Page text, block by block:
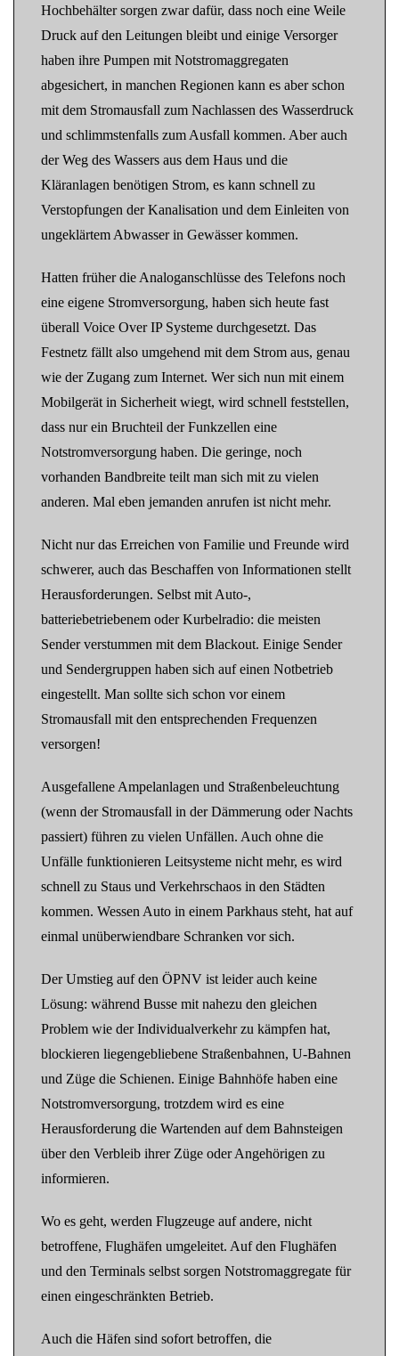
Hochbehälter sorgen zwar dafür, dass noch eine Weile
Druck auf den Leitungen bleibt und einige Versorger
haben ihre Pumpen mit Notstromaggregaten
abgesichert, in manchen Regionen kann es aber schon
mit dem Stromausfall zum Nachlassen des Wasserdruck
und schlimmstenfalls zum Ausfall kommen. Aber auch
der Weg des Wassers aus dem Haus und die
Kläranlagen benötigen Strom, es kann schnell zu
Verstopfungen der Kanalisation und dem Einleiten von
ungeklärtem Abwasser in Gewässer kommen.
Hatten früher die Analoganschlüsse des Telefons noch
eine eigene Stromversorgung, haben sich heute fast
überall Voice Over IP Systeme durchgesetzt. Das
Festnetz fällt also umgehend mit dem Strom aus, genau
wie der Zugang zum Internet. Wer sich nun mit einem
Mobilgerät in Sicherheit wiegt, wird schnell feststellen,
dass nur ein Bruchteil der Funkzellen eine
Notstromversorgung haben. Die geringe, noch
vorhanden Bandbreite teilt man sich mit zu vielen
anderen. Mal eben jemanden anrufen ist nicht mehr.
Nicht nur das Erreichen von Familie und Freunde wird
schwerer, auch das Beschaffen von Informationen stellt
Herausforderungen. Selbst mit Auto-,
batteriebetriebenem oder Kurbelradio: die meisten
Sender verstummen mit dem Blackout. Einige Sender
und Sendergruppen haben sich auf einen Notbetrieb
eingestellt. Man sollte sich schon vor einem
Stromausfall mit den entsprechenden Frequenzen
versorgen!
Ausgefallene Ampelanlagen und Straßenbeleuchtung
(wenn der Stromausfall in der Dämmerung oder Nachts
passiert) führen zu vielen Unfällen. Auch ohne die
Unfälle funktionieren Leitsysteme nicht mehr, es wird
schnell zu Staus und Verkehrschaos in den Städten
kommen. Wessen Auto in einem Parkhaus steht, hat auf
einmal unüberwiendbare Schranken vor sich.
Der Umstieg auf den ÖPNV ist leider auch keine
Lösung: während Busse mit nahezu den gleichen
Problem wie der Individualverkehr zu kämpfen hat,
blockieren liegengebliebene Straßenbahnen, U-Bahnen
und Züge die Schienen. Einige Bahnhöfe haben eine
Notstromversorgung, trotzdem wird es eine
Herausforderung die Wartenden auf dem Bahnsteigen
über den Verbleib ihrer Züge oder Angehörigen zu
informieren.
Wo es geht, werden Flugzeuge auf andere, nicht
betroffene, Flughäfen umgeleitet. Auf den Flughäfen
und den Terminals selbst sorgen Notstromaggregate für
einen eingeschränkten Betrieb.
Auch die Häfen sind sofort betroffen, die